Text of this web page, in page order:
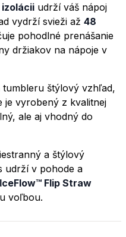
udrží váš nápoj
vydrží svieži až 48
pohodlné prenášanie
držiakov na nápoje v
tumbleru štýlový vzhľad,
je vyrobený z kvalitnej
ale aj vhodný do
a štýlový
udrží v pohode a
Flip Straw
voľbou.